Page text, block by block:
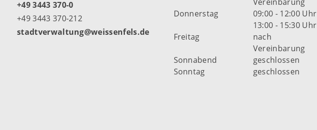
+49 3443 370-0
+49 3443 370-212
stadtverwaltung@weissenfels.de
Donnerstag
09:00 - 12:00 Uhr
13:00 - 15:30 Uhr
Freitag
nach
Vereinbarung
Sonnabend
geschlossen
Sonntag
geschlossen